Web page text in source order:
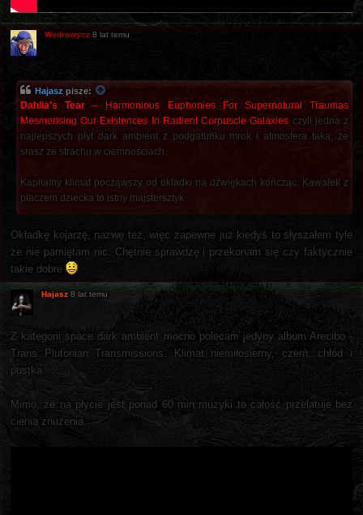
Wędrowycz 8 lat temu
Hajasz pisze:
Dahlia's Tear ‎– Harmonious Euphonies For Supernatural Traumas
Mesmerising Our Existences In Radient Corpuscle Galaxies czyli jedna z
najlepszych płyt dark ambient z podgatunku mrok i atmosfera taka, że
srasz ze strachu w ciemnościach.
Kapitalny klimat począwszy od okładki na dźwiękach kończąc. Kawałek z
płaczem dziecka to istny majstersztyk.
Okładkę kojarzę, nazwę też, więc zapewne już kiedyś to słyszałem tyle
że nie pamiętam nic. Chętnie sprawdzę i przekonam się czy faktycznie
takie dobre
Hajasz 8 lat temu
Z kategorii space dark ambient mocno polecam jedyny album Arecibo -
Trans Plutonian Transmissions. Klimat niemiłosierny, czerń, chłód i
pustka.
Mimo, że na płycie jest ponad 60 min muzyki to całość przelatuje bez
cienia znużenia.